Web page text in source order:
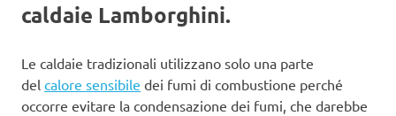
caldaie Lamborghini.
Le caldaie tradizionali utilizzano solo una parte
del calore sensibile dei fumi di combustione perché
occorre evitare la condensazione dei fumi, che darebbe